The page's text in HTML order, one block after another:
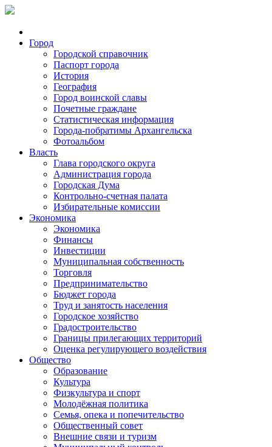
Город
Городской справочник
Паспорт города
История
География
Город воинской славы
Почетные граждане
Статистическая информация
Города-побратимы Архангельска
Фотоальбом
Власть
Глава городского округа
Администрация города
Городская Дума
Контрольно-счетная палата
Избирательные комиссии
Экономика
Экономика
Финансы
Инвестиции
Муниципальная собственность
Торговля
Предпринимательство
Бюджет города
Труд и занятость населения
Городское хозяйство
Градостроительство
Границы прилегающих территорий
Оценка регулирующего воздействия
Общество
Образование
Культура
Физкультура и спорт
Молодёжная политика
Семья, опека и попечительство
Общественный совет
Внешние связи и туризм